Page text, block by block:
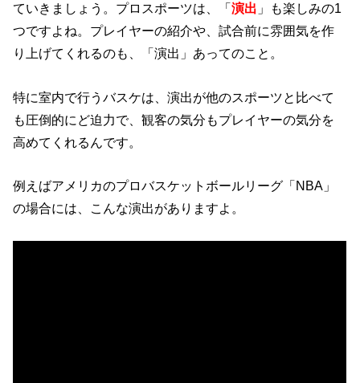
ていきましょう。プロスポーツは、「演出 」も楽しみの1
つですよね。プレイヤーの紹介や、試合前に雰囲気を作
り上げてくれるのも、「演出」あってのこと。
特に室内で行うバスケは、演出が他のスポーツと比べて
も圧倒的にど迫力で、観客の気分もプレイヤーの気分を
高めてくれるんです。
例えばアメリカのプロバスケットボールリーグ「NBA」
の場合には、こんな演出がありますよ。